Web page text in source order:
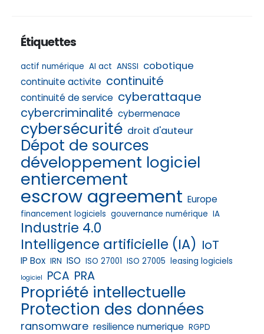
Étiquettes
actif numérique AI act ANSSI cobotique
continuite activite continuité
continuité de service cyberattaque
cybercriminalité cybermenace
cybersécurité droit d'auteur
Dépot de sources
développement logiciel
entiercement
escrow agreement Europe
financement logiciels gouvernance numérique IA
Industrie 4.0
Intelligence artificielle (IA) IoT
IP Box IRN ISO ISO 27001 ISO 27005 leasing logiciels
logiciel PCA PRA
Propriété intellectuelle
Protection des données
ransomware resilience numerique RGPD